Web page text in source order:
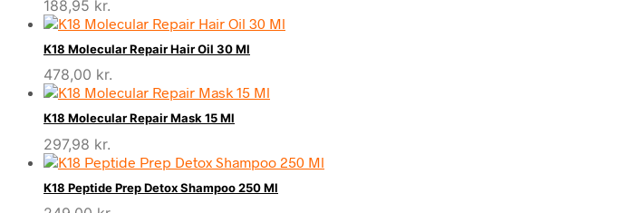
99,00 kr..
188,95 kr.
K18 Molecular Repair Hair Oil 30 Ml
478,00 kr.
K18 Molecular Repair Mask 15 Ml
297,98 kr.
K18 Peptide Prep Detox Shampoo 250 Ml